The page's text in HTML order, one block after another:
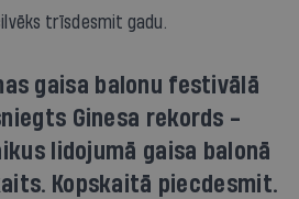
trīsdesmit gadu.
gaisa balonu festivālā
Ginesa rekords -
lidojumā gaisa balonā
Kopskaitā piecdesmit.